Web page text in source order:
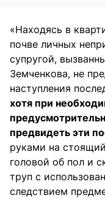
«Находясь в
почве личных
супругой,
Земченкова, не
наступления
хотя при
предвидеть эти
руками на
головой об пол и
труп с
следствием